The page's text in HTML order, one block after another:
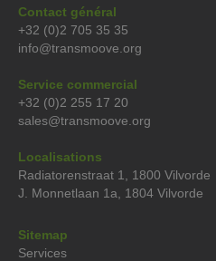
Contact général
+32 (0)2 705 35 35
info@transmoove.org
Service commercial
+32 (0)2 255 17 20
sales@transmoove.org
Localisations
Radiatorenstraat 1, 1800 Vilvorde
J. Monnetlaan 1a, 1804 Vilvorde
Sitemap
Services